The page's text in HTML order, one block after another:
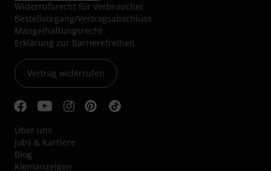
Widerrufsrecht für Verbraucher
Bestellvorgang/Vertragsabschluss
Mängelhaftungsrecht
Erklärung zur Barrierefreiheit
Vertrag widerrufen
Über uns
Jobs & Karriere
Blog
Kleinanzeigen